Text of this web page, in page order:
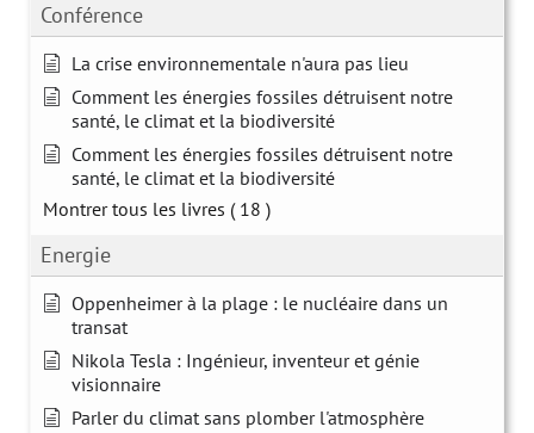
Conférence
La crise environnementale n'aura pas lieu
Comment les énergies fossiles détruisent notre
santé, le climat et la biodiversité
Comment les énergies fossiles détruisent notre
santé, le climat et la biodiversité
Montrer tous les livres ( 18 )
Energie
Oppenheimer à la plage : le nucléaire dans un
transat
Nikola Tesla : Ingénieur, inventeur et génie
visionnaire
Parler du climat sans plomber l'atmosphère